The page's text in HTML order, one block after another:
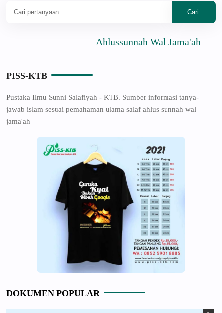
Ahlussunnah Wal Jama'ah
PISS-KTB
Pustaka Ilmu Sunni Salafiyah - KTB. Sumber informasi tanya-
jawab islam sesuai pemahaman ulama salaf ahlus sunnah wal
jama'ah
DOKUMEN POPULAR